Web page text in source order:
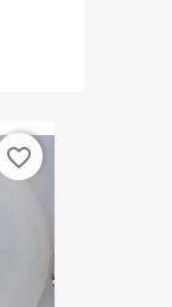
favorite_border